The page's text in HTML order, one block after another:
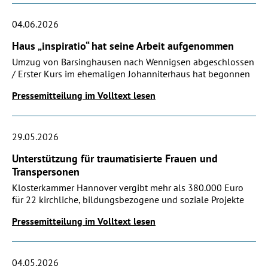
04.06.2026
Haus „inspiratio“ hat seine Arbeit aufgenommen
Umzug von Barsinghausen nach Wennigsen abgeschlossen
/ Erster Kurs im ehemaligen Johanniterhaus hat begonnen
Pressemitteilung im Volltext lesen
29.05.2026
Unterstützung für traumatisierte Frauen und
Transpersonen
Klosterkammer Hannover vergibt mehr als 380.000 Euro
für 22 kirchliche, bildungsbezogene und soziale Projekte
Pressemitteilung im Volltext lesen
04.05.2026